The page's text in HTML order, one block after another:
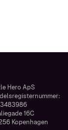
Hero ApS
16C
Kopenhagen